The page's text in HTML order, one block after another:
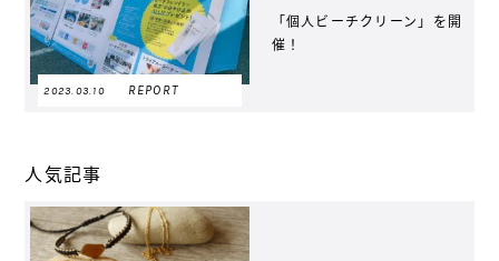
2023.03.10 REPORT
「個人ビーチクリーン」を開
催！
人気記事